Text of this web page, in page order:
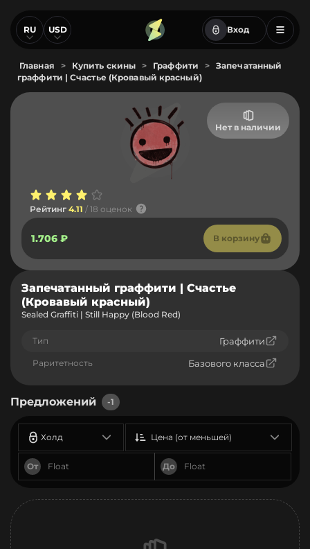
RU USD Вход
Главная > Купить скины > Граффити >
Запечатанный
граффити | Счастье (Кровавый красный)
Нет в наличии
Рейтинг 4.11 / 18 оценок
1.706 ₽ В корзину
Запечатанный граффити | Счастье
(Кровавый красный)
Sealed Graffiti | Still Happy (Blood Red)
Тип Граффити
Раритетность Базового класса
Предложений -1
Холд
От До
Цена (от меньшей)